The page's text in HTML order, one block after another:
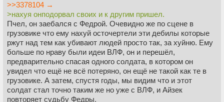
>>3378104 →
>нахуя онподорвал своих и к другим пришел.
Пчел, он заебался с Федрой. Очевидно же по сцене в
грузовике что ему нахуй осточертели эти дебилы которые
ржут над тем как убивают людей просто так, за хуйню. Ему
больше по нраву были идеи ВЛФ, он и перешёл,
предварительно спасая одного солдата, в котором он
увидел что ещё не всё потеряно, он ещё не такой как те в
грузовике. А затем, спустя годы, мы видим что и этот
солдат стал точно таким же но уже с ВЛФ, и Айзек
повторяет судьбу Федры.